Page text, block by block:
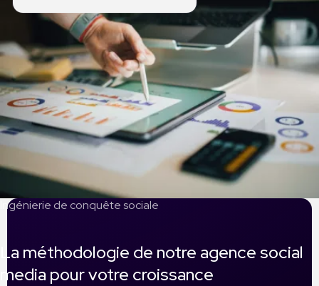
Ingénierie de conquête sociale
La méthodologie de notre agence social
media pour votre croissance